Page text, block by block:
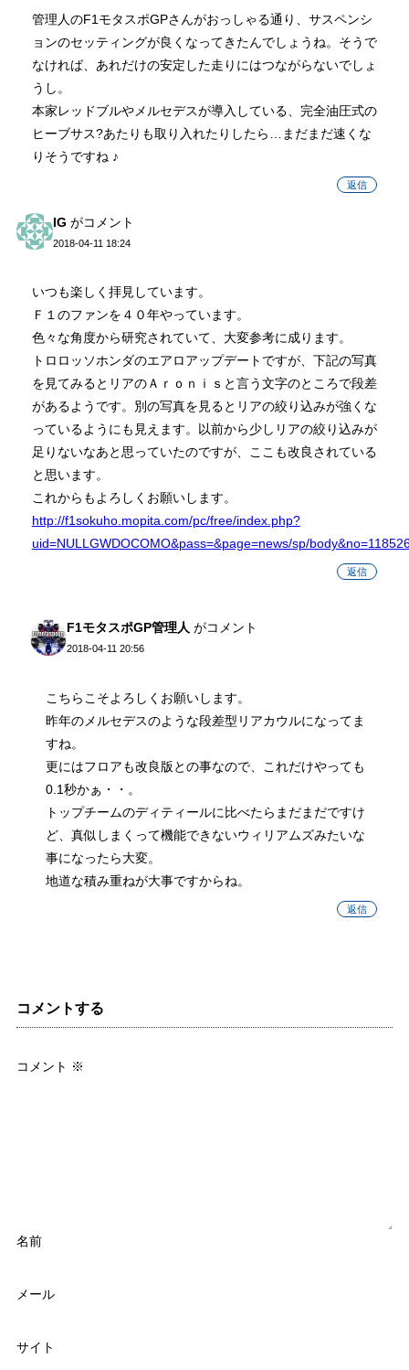
管理人のF1モタスポGPさんがおっしゃる通り、サスペンシ
ョンのセッティングが良くなってきたんでしょうね。そうで
なければ、あれだけの安定した走りにはつながらないでしょ
うし。
本家レッドブルやメルセデスが導入している、完全油圧式の
ヒーブサス?あたりも取り入れたりしたら…まだまだ速くな
りそうですね ♪
返信
IG がコメント
2018-04-11 18:24
いつも楽しく拝見しています。
Ｆ１のファンを４０年やっています。
色々な角度から研究されていて、大変参考に成ります。
トロロッソホンダのエアロアップデートですが、下記の写真
を見てみるとリアのＡｒｏｎｉｓと言う文字のところで段差
があるようです。別の写真を見るとリアの絞り込みが強くな
っているようにも見えます。以前から少しリアの絞り込みが
足りないなあと思っていたのですが、ここも改良されている
と思います。
これからもよろしくお願いします。
http://f1sokuho.mopita.com/pc/free/index.php?
uid=NULLGWDOCOMO&pass=&page=news/sp/
返信
F1モタスポGP管理人 がコメント
2018-04-11 20:56
こちらこそよろしくお願いします。
昨年のメルセデスのような段差型リアカウルになってま
すね。
更にはフロアも改良版との事なので、これだけやっても
0.1秒かぁ・・。
トップチームのディティールに比べたらまだまだですけ
ど、真似しまくって機能できないウィリアムズみたいな
事になったら大変。
地道な積み重ねが大事ですからね。
返信
コメントする
コメント ※
名前
メール
サイト